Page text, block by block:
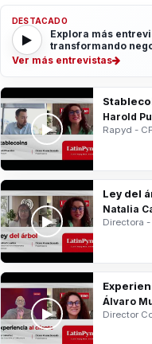
DESTACADO
Explora más
transformando
Ver más entrevistas
Harold
Rapyd -
Ley del
Natalia
Directora
Álvaro
Director